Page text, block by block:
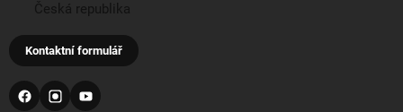
Česká republika
Kontaktní formulář